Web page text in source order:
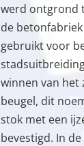
werd ontgrond
de
gebruikt voor
winnen van het
beugel, dit
stok met een
bevestigd. In